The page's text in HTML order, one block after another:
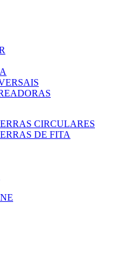
CIRCULARES
DE FITA